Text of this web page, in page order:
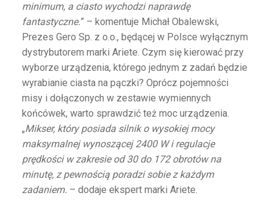
minimum, a ciasto wychodzi naprawdę
fantastyczne.” – komentuje Michał Obalewski,
Prezes Gero Sp. z o.o., będącej w Polsce wyłącznym
dystrybutorem marki Ariete. Czym się kierować przy
wyborze urządzenia, którego jednym z zadań będzie
wyrabianie ciasta na pączki? Oprócz pojemności
misy i dołączonych w zestawie wymiennych
końcówek, warto sprawdzić też moc urządzenia.
„Mikser, który posiada silnik o wysokiej mocy
maksymalnej wynoszącej 2400 W i regulacje
prędkości w zakresie od 30 do 172 obrotów na
minutę, z pewnością poradzi sobie z każdym
zadaniem. – dodaje ekspert marki Ariete.